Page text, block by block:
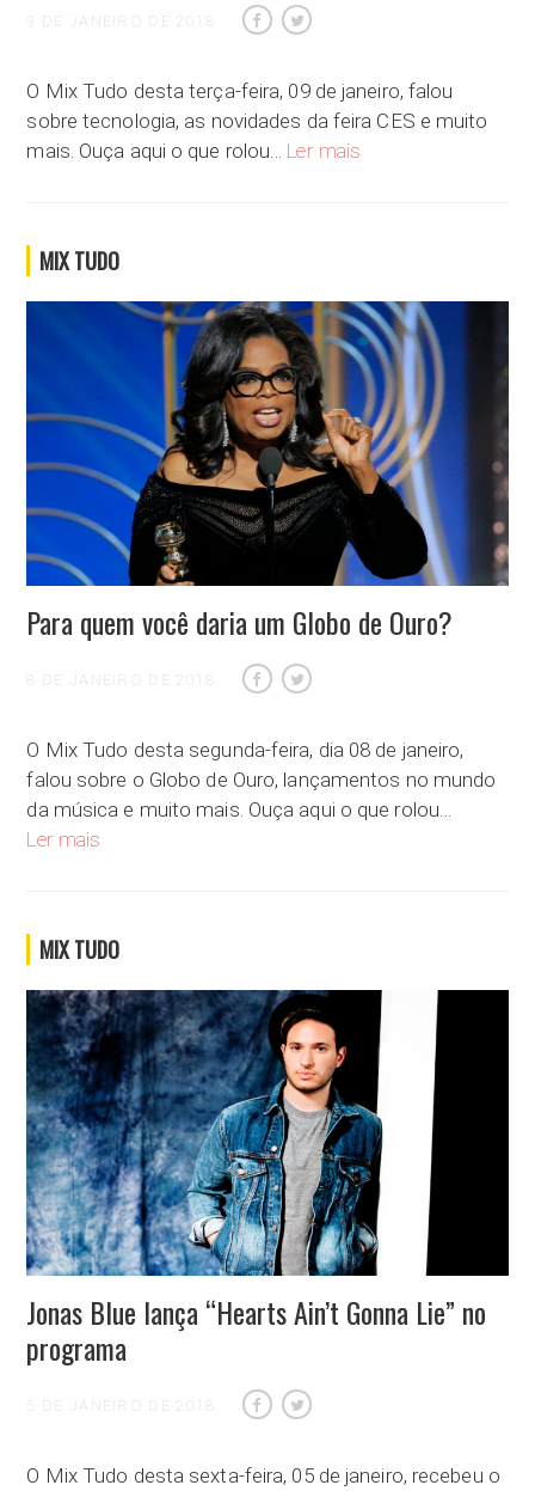
9 DE JANEIRO DE 2018
O Mix Tudo desta terça-feira, 09 de janeiro, falou
sobre tecnologia, as novidades da feira CES e muito
mais. Ouça aqui o que rolou… Ler mais
MIX TUDO
Para quem você daria um Globo de Ouro?
8 DE JANEIRO DE 2018
O Mix Tudo desta segunda-feira, dia 08 de janeiro,
falou sobre o Globo de Ouro, lançamentos no mundo
da música e muito mais. Ouça aqui o que rolou…
Ler mais
MIX TUDO
Jonas Blue lança “Hearts Ain’t Gonna Lie” no
programa
5 DE JANEIRO DE 2018
O Mix Tudo desta sexta-feira, 05 de janeiro, recebeu o